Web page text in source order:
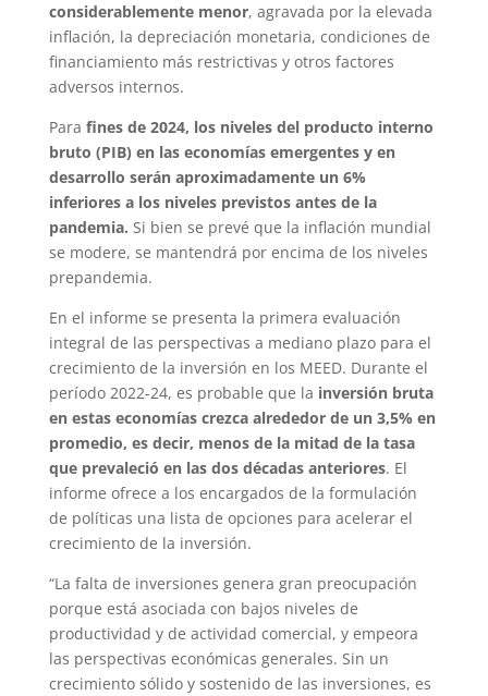
considerablemente menor, agravada por la elevada
inflación, la depreciación monetaria, condiciones de
financiamiento más restrictivas y otros factores
adversos internos.
Para fines de 2024, los niveles del producto interno
bruto (PIB) en las economías emergentes y en
desarrollo serán aproximadamente un 6%
inferiores a los niveles previstos antes de la
pandemia. Si bien se prevé que la inflación mundial
se modere, se mantendrá por encima de los niveles
prepandemia.
En el informe se presenta la primera evaluación
integral de las perspectivas a mediano plazo para el
crecimiento de la inversión en los MEED. Durante el
período 2022-24, es probable que la inversión bruta
en estas economías crezca alrededor de un 3,5% en
promedio, es decir, menos de la mitad de la tasa
que prevaleció en las dos décadas anteriores. El
informe ofrece a los encargados de la formulación
de políticas una lista de opciones para acelerar el
crecimiento de la inversión.
“La falta de inversiones genera gran preocupación
porque está asociada con bajos niveles de
productividad y de actividad comercial, y empeora
las perspectivas económicas generales. Sin un
crecimiento sólido y sostenido de las inversiones, es